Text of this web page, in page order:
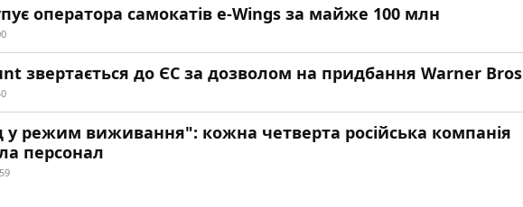
оператора самокатів e-Wings за майже 100 млн
звертається до ЄС за дозволом на придбання Warner Bros
у режим виживання": кожна четверта російська компанія
персонал